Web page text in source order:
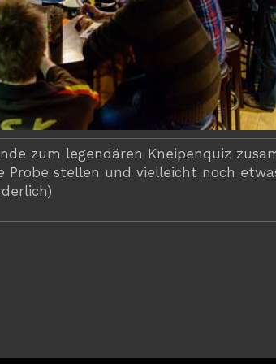
zum legendären Kneipenquiz
Probe stellen und vielleicht noch